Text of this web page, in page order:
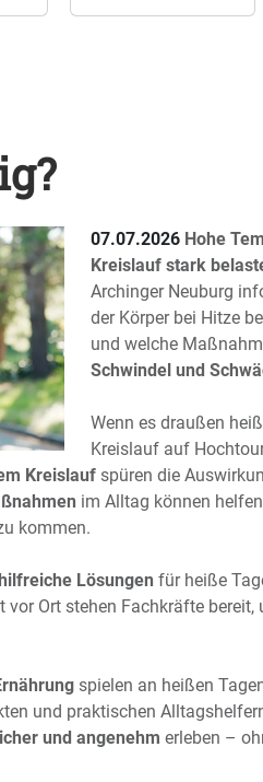
07.07.2026 Hohe
Kreislauf stark
Archinger Neuburg
der Körper bei Hitze
und welche
Schwindel und
Wenn es draußen
Kreislauf auf
Kreislauf spüren die
im Alltag können
kommen.
Lösungen für heiße
Ort stehen Fachkräfte
spielen an heißen
und praktischen
und angenehm erleben –